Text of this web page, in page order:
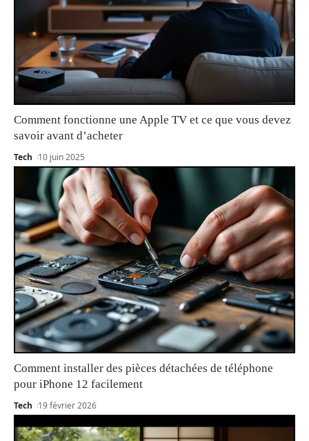
Comment fonctionne une Apple TV et ce que vous devez
savoir avant d’acheter
Tech 10 juin 2025
Comment installer des pièces détachées de téléphone
pour iPhone 12 facilement
Tech 19 février 2026